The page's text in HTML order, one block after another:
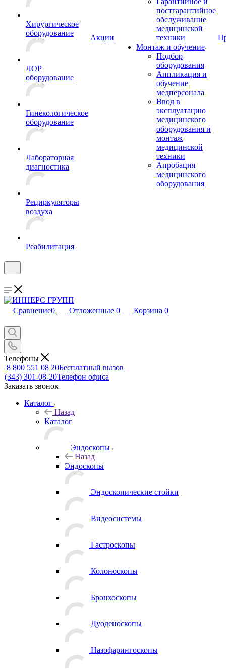
Хирургическое
оборудование
ЛОР
оборудование
Гинекологическое
оборудование
Лабораторная
диагностика
Рециркуляторы
воздуха
Реабилитация
Акции
постгарантийное
обслуживание
медицинской
техники
Монтаж и обучение
Подбор
оборудования
Аппликация и
обучение
медперсонала
Ввод в
эксплуатацию
медицинского
оборудования и
монтаж
медицинской
техники
Апробация
медицинского
оборудования
Сравнение0 Отложенные 0 Корзина 0
Телефоны
8 800 551 08 20Бесплатный вызов
(343) 301-08-20Телефон офиса
Заказать звонок
Каталог
Назад
Каталог
Эндоскопы
Назад
Эндоскопы
Эндоскопические стойки
Видеосистемы
Гастроскопы
Колоноскопы
Бронхоскопы
Дуоденоскопы
Назофарингоскопы